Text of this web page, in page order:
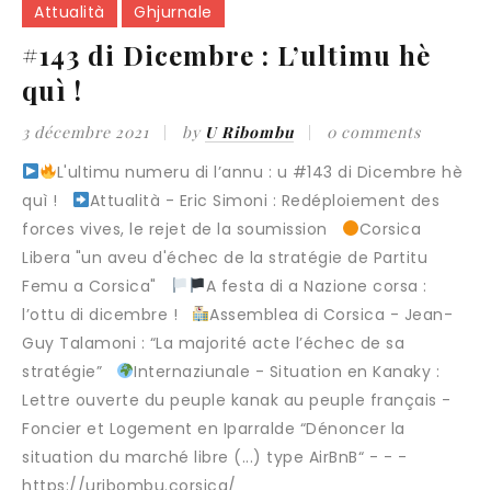
Attualità Ghjurnale
#143 di Dicembre : L’ultimu hè
quì !
3 décembre 2021 by U Ribombu 0 comments
L'ultimu numeru di l’annu : u #143 di Dicembre hè
quì !
Attualità - Eric Simoni : Redéploiement des
forces vives, le rejet de la soumission
Corsica
Libera "un aveu d'échec de la stratégie de Partitu
Femu a Corsica"
A festa di a Nazione corsa :
l’ottu di dicembre !
Assemblea di Corsica - Jean-
Guy Talamoni : “La majorité acte l’échec de sa
stratégie”
Internaziunale - Situation en Kanaky :
Lettre ouverte du peuple kanak au peuple français -
Foncier et Logement en Iparralde “Dénoncer la
situation du marché libre (...) type AirBnB“ - - -
https://uribombu.corsica/